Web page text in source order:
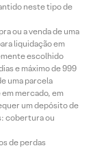
neste tipo de
ou a venda de uma
liquidação em
escolhido
e máximo de 999
uma parcela
mercado, em
um depósito de
cobertura ou
de perdas